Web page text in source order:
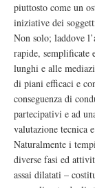
piuttosto come un
iniziative dei
Non solo; laddove
rapide, semplificate
lunghi e alle
di piani efficaci e
conseguenza di
partecipativi e ad
valutazione tecnica
Naturalmente i
diverse fasi ed
assai dilatati –